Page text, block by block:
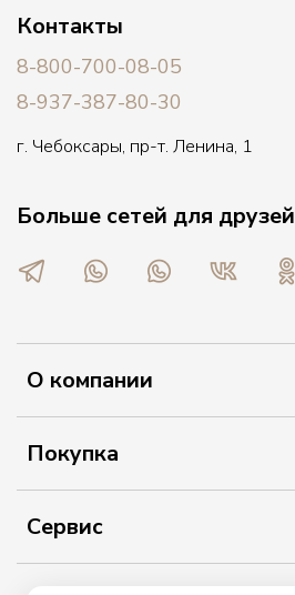
О компании
Покупка
Сервис
Контакты
8-800-700-08-05
8-937-387-80-30
г. Чебоксары, пр-т. Ленина, 1
Больше сетей для друзей